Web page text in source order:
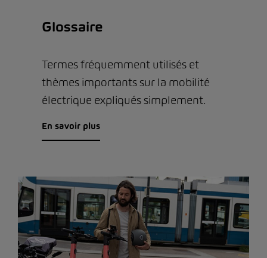
Glossaire
Termes fréquemment utilisés et
thèmes importants sur la mobilité
électrique expliqués simplement.
En savoir plus